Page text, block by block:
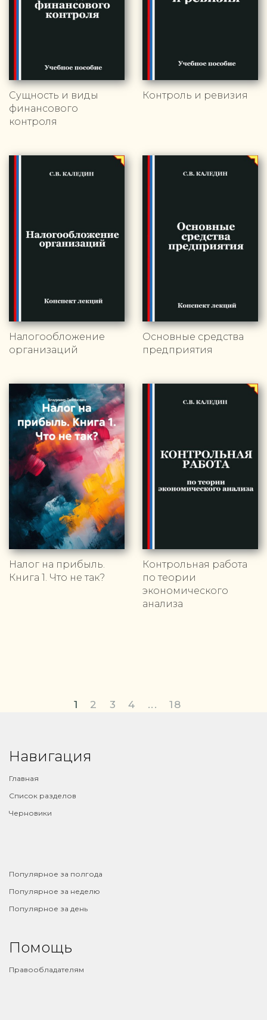
Сущность и виды
финансового
контроля
Контроль и ревизия
Налогообложение
организаций
Основные средства
предприятия
Налог на прибыль.
Книга 1. Что не так?
Контрольная работа
по теории
экономического
анализа
1 2 3 4 ... 18
Навигация
Главная
Список разделов
Черновики
Популярное за полгода
Популярное за неделю
Популярное за день
Помощь
Правообладателям